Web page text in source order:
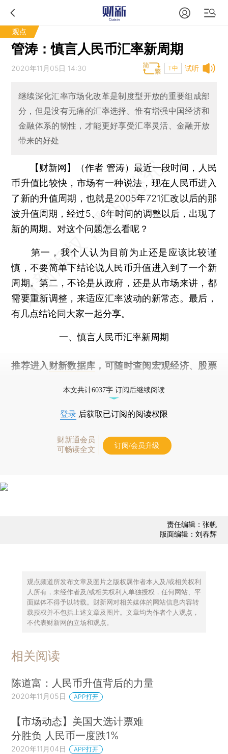
观点
管涛：慎言人民币汇率新周期
试听
2020年11月05日 14:30 T中
继续深化汇率市场化改革是制度型开放的重要组成部
分，但是没有无痛的汇率选择。惟有增强中国经济和
金融体系的韧性，才能更好享受汇率灵活、金融开放
带来的好处
【财新网】（作者 管涛） 最近一段时间，人民
币升值比较快，市场有一种说法，现在人民币进入
了新的升值周期，也就是2005年721汇改以后的那
波升值周期，经过5、6年时间的调整以后，出现了
新的周期。对这个问题怎么看呢？
第一，我个人认为目前为止还是应该比较谨
慎，不要简单下结论说人民币升值进入到了一个新
周期。第二，不论是从政府，还是从市场来讲，都
需要重新调整，来适应汇率波动的新常态。最后，
有几点结论同大家一起分享。
一、慎言人民币汇率新周期
推荐进入 财新数据库 ，可随时查阅宏观经济、股票
本文共计6037字 订阅后继续阅读
登录 后获取已订阅的阅读权限
财新通会员
可畅读全文
订阅/会员升级
责任编辑：张帆
版面编辑：刘春辉
观点频道所发布文章及图片之版权属作者本人及/或相关权利
人所有，未经作者及/或相关权利人单独授权，任何网站、平
面媒体不得予以转载。财新网对相关媒体的网站信息内容转
载授权并不包括上述文章及图片。文章均为作者个人观点，
不代表财新网的立场和观点。
相关阅读
陈道富：人民币升值背后的力量
2020年11月05日 APP打开
【市场动态】美国大选计票难
分胜负 人民币一度跌1%
2020年11月04日 APP打开